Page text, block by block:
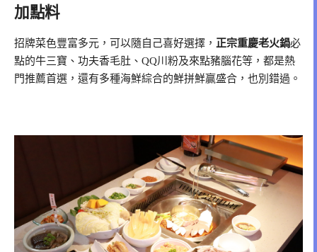
加點料
招牌菜色豐富多元，可以隨自己喜好選擇， 正宗重慶老火鍋必
點的牛三寶、功夫香毛肚、QQ川粉及來點豬腦花等，都是熱
門推薦首選，還有多種海鮮綜合的鮮拼鮮贏盛合，也別錯過。